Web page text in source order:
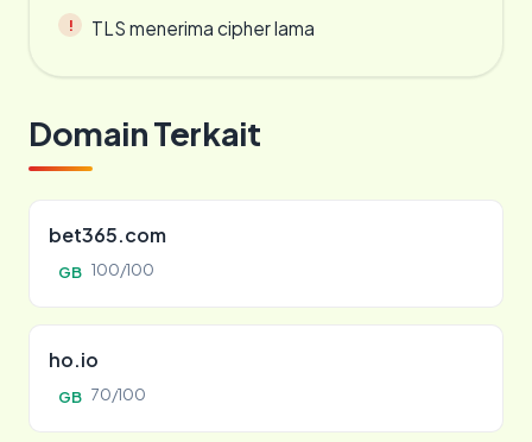
TLS menerima cipher lama
Domain Terkait
bet365.com
GB 100/100
ho.io
GB 70/100